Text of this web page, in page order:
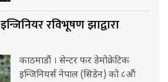
इन्जिनियर रविभूषण झाद्वारा
काठमाडौं । सेन्टर फर डेमोक्रेटिक
इन्जिनियर्स नेपाल (सिडेन) को ८औं